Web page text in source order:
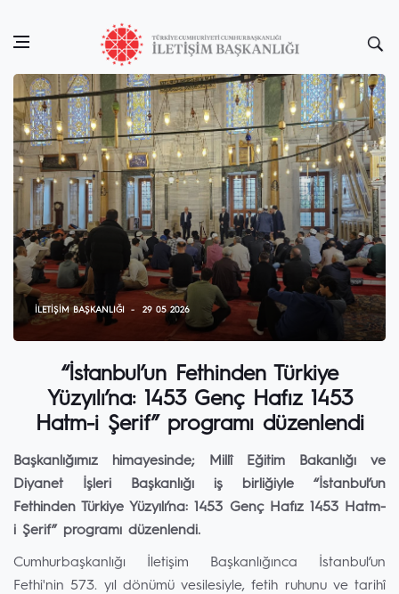
İLETIŞIM BAŞKANLIĞI 29 05 2026
“İstanbul’un Fethinden Türkiye
Yüzyılı’na: 1453 Genç Hafız 1453
Hatm-i Şerif” programı düzenlendi
Başkanlığımız himayesinde; Millî Eğitim Bakanlığı ve
Diyanet İşleri Başkanlığı iş birliğiyle “İstanbul’un
Fethinden Türkiye Yüzyılı’na: 1453 Genç Hafız 1453 Hatm-
i Şerif” programı düzenlendi.
Cumhurbaşkanlığı İletişim Başkanlığınca İstanbul’un
Fethi'nin 573. yıl dönümü vesilesiyle, fetih ruhunu ve tarihî